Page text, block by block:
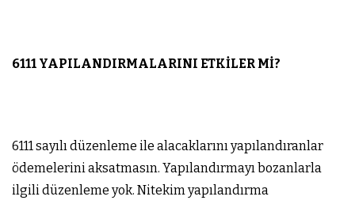
6111 YAPILANDIRMALARINI ETKİLER Mİ?
6111 sayılı düzenleme ile alacaklarını yapılandıranlar
ödemelerini aksatmasın. Yapılandırmayı bozanlarla
ilgili düzenleme yok. Nitekim yapılandırma